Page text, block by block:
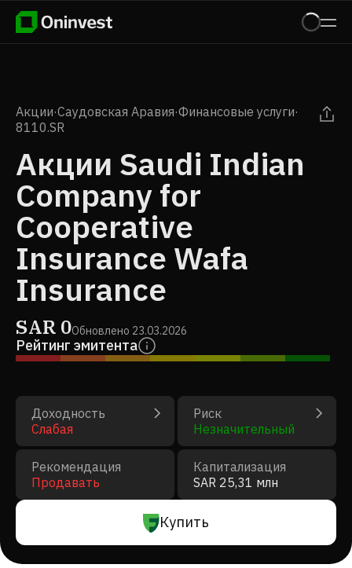
Акции·Саудовская Аравия·Финансовые услуги·
8110.SR
Акции Saudi Indian
Company for
Cooperative
Insurance Wafa
Insurance
SAR 0Обновлено 23.03.2026
Рейтинг эмитента
Доходность
Слабая
Риск
Незначительный
Рекомендация
Продавать
Капитализация
SAR 25,31 млн
Купить